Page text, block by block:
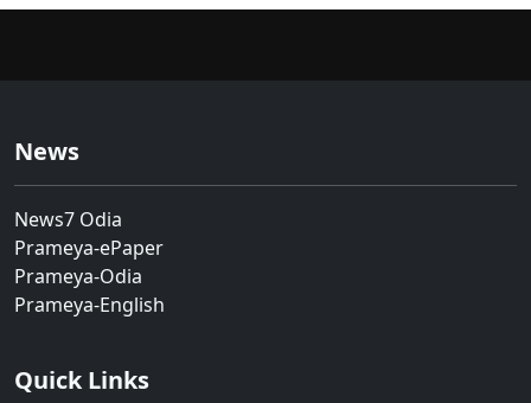
News
News7 Odia
Prameya-ePaper
Prameya-Odia
Prameya-English
Quick Links